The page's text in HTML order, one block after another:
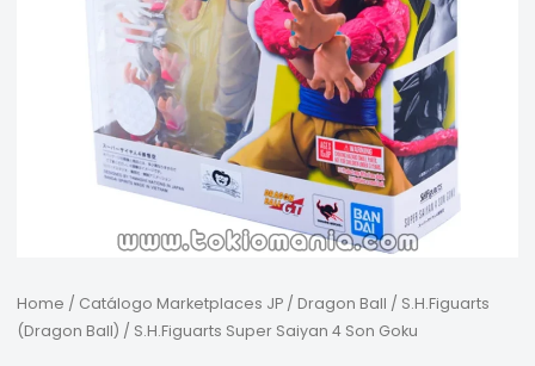
Home / Catálogo Marketplaces JP/ Dragon Ball / S.H.Figuarts
(Dragon Ball) / S.H.Figuarts Super Saiyan 4 Son Goku